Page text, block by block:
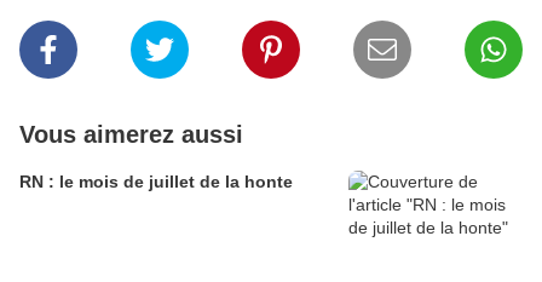
Vous aimerez aussi
RN : le mois de juillet de la honte